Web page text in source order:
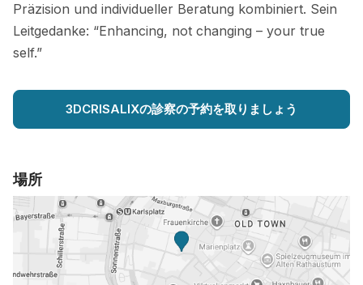
Präzision und individueller Beratung kombiniert. Sein
Leitgedanke: “Enhancing, not changing – your true
self.”
3DCRISALIXの診察の予約を取りましょう
場所